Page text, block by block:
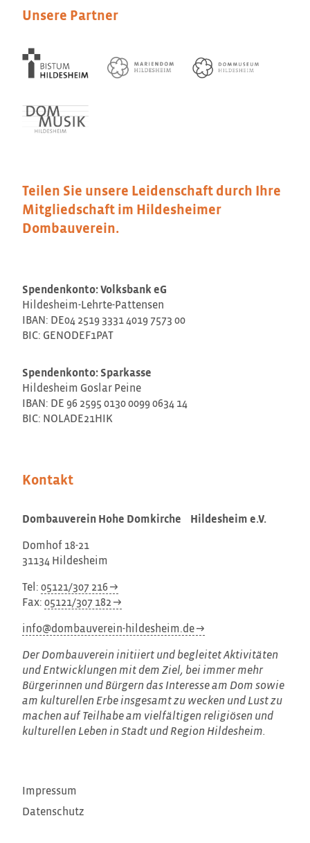
Unsere Partner
Teilen Sie unsere Leidenschaft durch Ihre
Mitgliedschaft im Hildesheimer
Dombauverein.
Spendenkonto: Volksbank eG
Hildesheim-Lehrte-Pattensen
IBAN: DE04 2519 3331 4019 7573 00
BIC: GENODEF1PAT
Spendenkonto: Sparkasse
Hildesheim Goslar Peine
IBAN: DE 96 2595 0130 0099 0634 14
BIC: NOLADE21HIK
Kontakt
Dombauverein Hohe Domkirche Hildesheim e.V.
Domhof 18-21
31134 Hildesheim
Tel: 05121/307 216
Fax: 05121/307 182
info@dombauverein-hildesheim.de
Der Dombauverein initiiert und begleitet Aktivitäten
und Entwicklungen mit dem Ziel, bei immer mehr
Bürgerinnen und Bürgern das Interesse am Dom sowie
am kulturellen Erbe insgesamt zu wecken und Lust zu
machen auf Teilhabe am vielfältigen religiösen und
kulturellen Leben in Stadt und Region Hildesheim.
Impressum
Datenschutz